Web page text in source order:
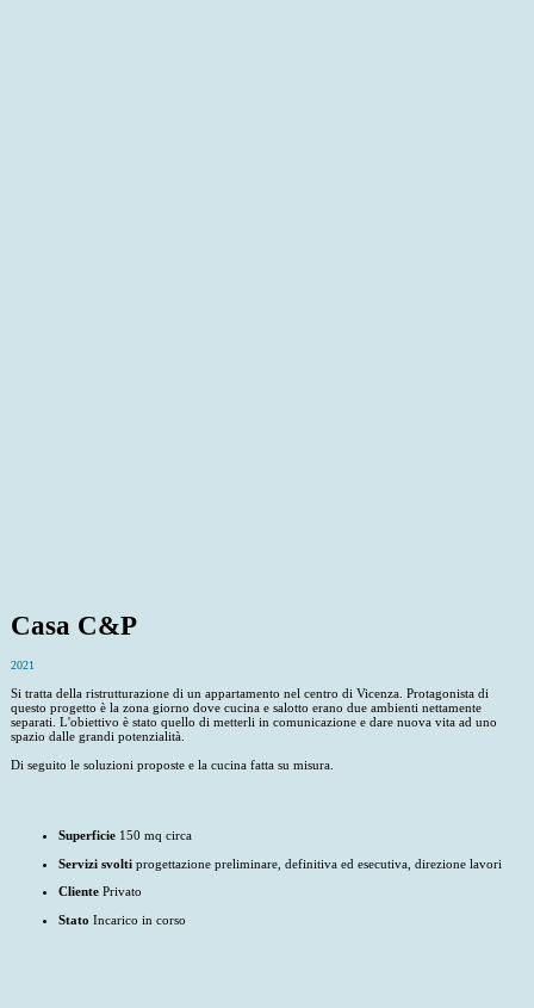
Casa C&P
2021
Si tratta della ristrutturazione di un appartamento nel centro di Vicenza. Protagonista di
questo progetto è la zona giorno dove cucina e salotto erano due ambienti nettamente
separati. L'obiettivo è stato quello di metterli in comunicazione e dare nuova vita ad uno
spazio dalle grandi potenzialità.
Di seguito le soluzioni proposte e la cucina fatta su misura.
Superficie 150 mq circa
Servizi svoltiprogettazione preliminare, definitiva ed esecutiva, direzione lavori
ClientePrivato
StatoIncarico in corso